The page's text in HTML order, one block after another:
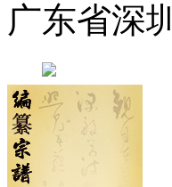
广东省深